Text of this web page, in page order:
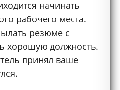
начинать
рабочего места.
резюме с
хорошую должность.
принял ваше